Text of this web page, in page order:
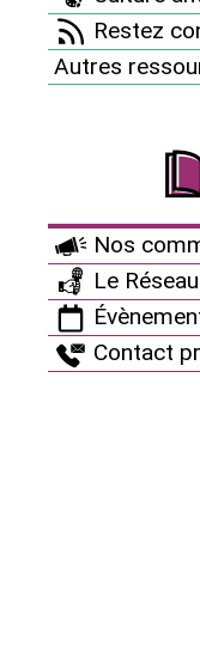
Restez
Autres
Nos
Le
Contact
supérieure
Contamination de
Energie Solaire : à
Santé et
l’OMS !
Depuis 2008 -
Newsletter SCIN